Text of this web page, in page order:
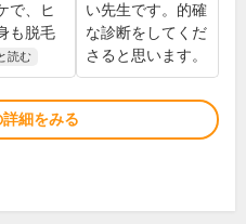
で、ヒ
も脱毛
読む
い先生です。的確
な診断をしてくだ
さると思います。
細をみる